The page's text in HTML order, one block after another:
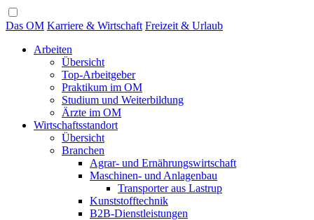
Das OM Karriere & Wirtschaft Freizeit & Urlaub
Arbeiten
Übersicht
Top-Arbeitgeber
Praktikum im OM
Studium und Weiterbildung
Ärzte im OM
Wirtschaftsstandort
Übersicht
Branchen
Agrar- und Ernährungswirtschaft
Maschinen- und Anlagenbau
Transporter aus Lastrup
Kunststofftechnik
B2B-Dienstleistungen